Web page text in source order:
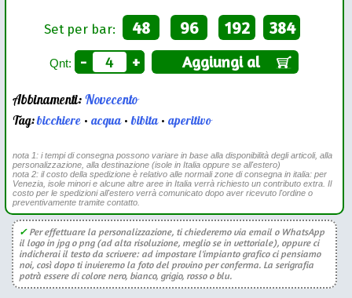
Set per bar: 48 96 192 384
Qnt: - + Aggiungi al
Abbinamenti:Novecento
Tag:bicchiere •acqua•bibita•aperitivo
nota 1: i tempi di consegna possono variare in base alla disponibilità degli articoli, alla
personalizzazione, alla destinazione (isole in Italia oppure se all'estero)
nota 2: il costo della spedizione è relativo alle normali zone di consegna in italia: per
Venezia, isole minori e alcune altre aree in Italia verrà richiesto un contributo extra. Il
costo per le spedizioni all'estero verrà comunicato dopo aver ricevuto l'ordine o
preventivamente tramite contatto.
✓Per effettuare la personalizzazione, ti chiederemo via email o WhatsApp
il logo in jpg o png (ad alta risoluzione, meglio se in vettoriale), oppure ci
indicherai il testo da scrivere: ad impostare l'impianto grafico ci pensiamo
noi, così dopo ti invieremo la foto del provino per conferma. La serigrafia
potrà essere di colore nero, bianco, grigio, rosso o blu.